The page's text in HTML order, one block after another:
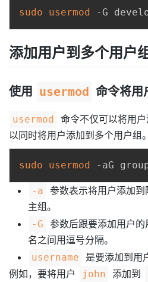
sudo usermod
添加用户到多个用户
使用 usermod 命令将用
usermod
命令不仅可以将用
以同时将用户添加到多个用户组
sudo usermod
-a
参数表示将用户添加
主组。
-G
参数后跟要添加用户
名之间用逗号分隔。
username
是要添加到用
例如，要将用户
john 添加到